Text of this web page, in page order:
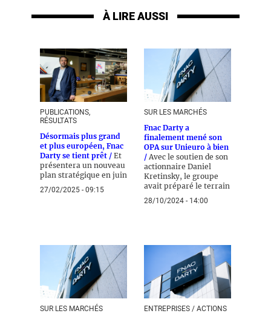
À LIRE AUSSI
PUBLICATIONS,
RÉSULTATS
Désormais plus grand
et plus européen, Fnac
Darty se tient prêt / Et
présentera un nouveau
plan stratégique en juin
27/02/2025 - 09:15
SUR LES MARCHÉS
Fnac Darty a
finalement mené son
OPA sur Unieuro à bien
/ Avec le soutien de son
actionnaire Daniel
Kretinsky, le groupe
avait préparé le terrain
28/10/2024 - 14:00
SUR LES MARCHÉS ENTREPRISES / ACTIONS